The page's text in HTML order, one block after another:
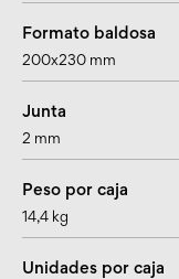
Formato baldosa
200x230 mm
Junta
2 mm
Peso por caja
14,4 kg
Unidades por caja